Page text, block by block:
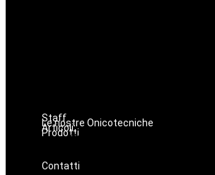
Staff
Le nostre Onicotecniche
Articoli
ProdottiOniconails
Prodotti per ricostruzione unghie
Contatti